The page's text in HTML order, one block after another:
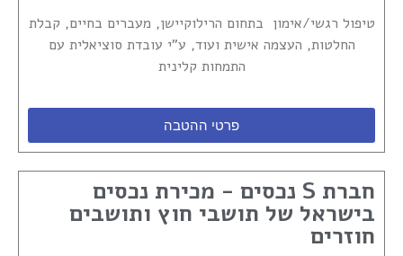
טיפול רגשי/אימון בתחום הרילוקיישן, מעברים בחיים, קבלת
החלטות, העצמה אישית ועוד, ע"י עובדת סוציאלית עם
התמחות קלינית
פרטי ההטבה
חברת S נכסים - מכירת נכסים
בישראל של תושבי חוץ ותושבים
חוזרים